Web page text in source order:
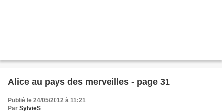
Alice au pays des merveilles - page 31
Publié le 24/05/2012 à 11:21
Par SylvieS